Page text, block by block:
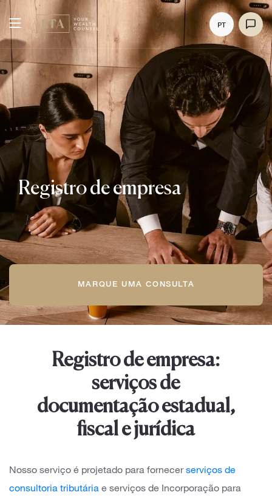
PT
Registro de empresa
MARQUE UMA CONSULTA
Registro de empresa:
serviços de
documentação estadual,
fiscal e jurídica
Nosso serviço é projetado para fornecer serviços de
consultoria tributária e serviços de Incorporação para